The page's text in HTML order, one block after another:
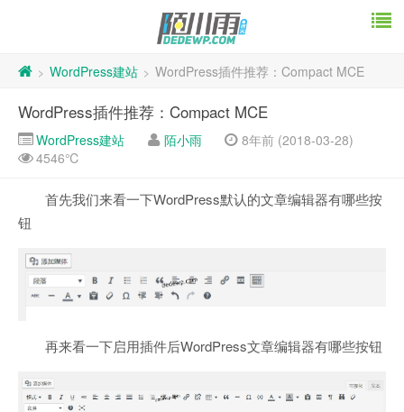
> WordPress建站 > WordPress插件推荐：Compact MCE
WordPress插件推荐：Compact MCE
WordPress建站 陌小雨
8年前 (2018-03-28)
4546℃
首先我们来看一下WordPress默认的文章编辑器有哪些按
钮
再来看一下启用插件后WordPress文章编辑器有哪些按钮